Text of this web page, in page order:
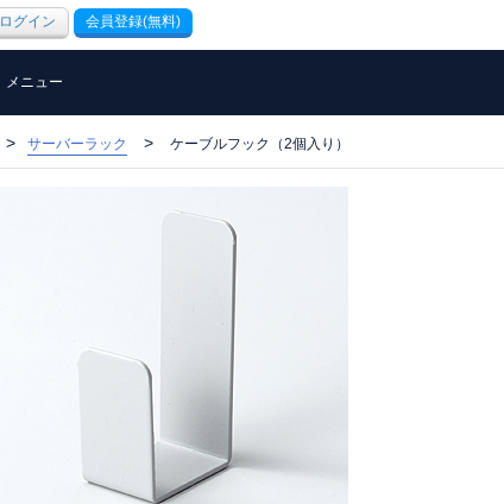
ログイン 会員登録(無料)
メニュー
サーバーラック ケーブルフック（2個入り）